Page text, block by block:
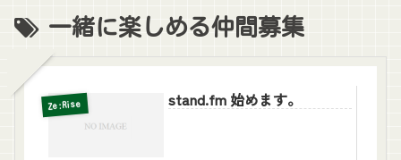
一緒に楽しめる仲間募集
Ze:Rise stand.fm 始めます。